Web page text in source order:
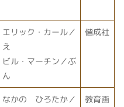
エリック・カール／
え
ビル・マーチン／ぶ
ん
偕成社
なかの ひろたか／
教育画